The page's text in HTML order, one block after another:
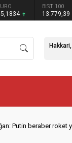
BIST 100
13.779,39
Hakkari,
Putin beraber roket